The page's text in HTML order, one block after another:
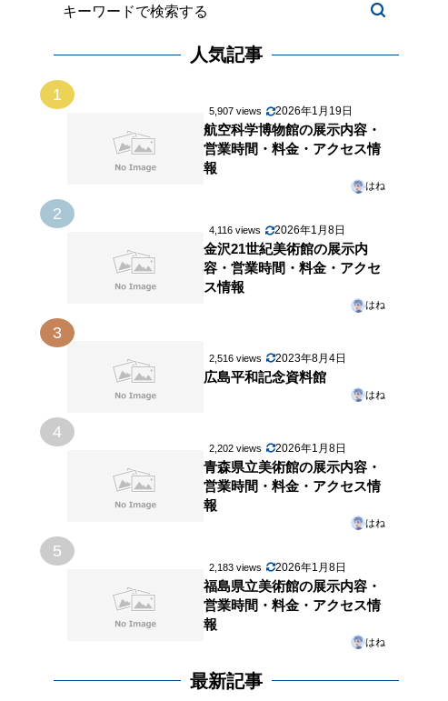
人気記事
1
5,907 views 2026年1月19日
航空科学博物館の展示内容・
営業時間・料金・アクセス情
報
はね
2
4,116 views 2026年1月8日
金沢21世紀美術館の展示内
容・営業時間・料金・アクセ
ス情報
はね
3
2,516 views 2023年8月4日
広島平和記念資料館
はね
4
2,202 views 2026年1月8日
青森県立美術館の展示内容・
営業時間・料金・アクセス情
報
はね
5
2,183 views 2026年1月8日
福島県立美術館の展示内容・
営業時間・料金・アクセス情
報
はね
最新記事